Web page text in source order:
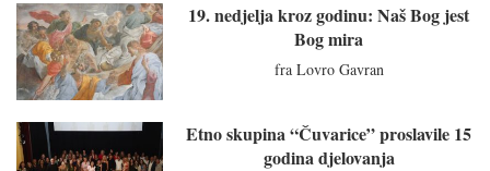
19. nedjelja kroz godinu: Naš Bog jest
Bog mira
fra Lovro Gavran
Etno skupina “Čuvarice” proslavile 15
godina djelovanja